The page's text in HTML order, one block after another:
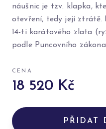
náušnic je tzv. klapka,
otevření, tedy její ztrátě.
14-ti karátového zlata
podle Puncovního zákona
CENA
18 520 Kč
PŘIDAT